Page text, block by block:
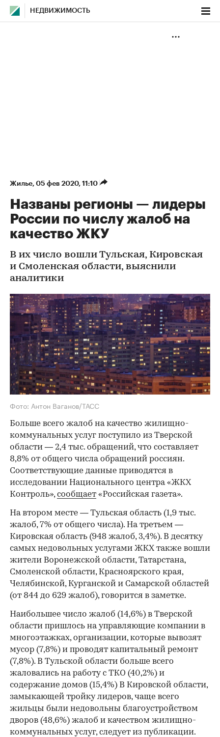
НЕДВИЖИМОСТЬ
Жилье⁠, 05 фев 2020, 11:10
Названы регионы — лидеры
России по числу жалоб на
качество ЖКУ
В их число вошли Тульская, Кировская
и Смоленская области, выяснили
аналитики
Фото: Антон Ваганов/ТАСС
Больше всего жалоб на качество жилищно-
коммунальных услуг поступило из Тверской
области — 2,4 тыс. обращений, что составляет
8,8% от общего числа обращений россиян.
Соответствующие данные приводятся в
исследовании Национального центра «ЖКХ
Контроль»,сообщает «Российская газета».
На втором месте — Тульская область (1,9 тыс.
жалоб, 7% от общего числа). На третьем —
Кировская область (948 жалоб, 3,4%). В десятку
самых недовольных услугами ЖКХ также вошли
жители Воронежской области, Татарстана,
Смоленской области, Красноярского края,
Челябинской, Курганской и Самарской областей
(от 844 до 629 жалоб), говорится в заметке.
Наибольшее число жалоб (14,6%) в Тверской
области пришлось на управляющие компании в
многоэтажках, организации, которые вывозят
мусор (7,8%) и проводят капитальный ремонт
(7,8%). В Тульской области больше всего
жаловались на работу с ТКО (40,2%) и
содержание домов (15,4%) В Кировской области,
замыкающей тройку лидеров, чаще всего
жильцы были недовольны благоустройством
дворов (48,6%) жалоб и качеством жилищно-
коммунальных услуг, следует из публикации.